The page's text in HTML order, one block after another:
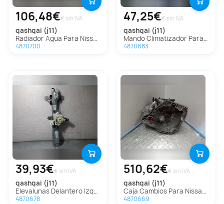
106,48€€ sin IVA
qashqai (j11)
Radiador Agua Para Nissan Qashqai
4870700
47,25€€ sin IVA
qashqai (j11)
Mando Climatizador Para Nissan Qashqai
4870683
39,93€€ sin IVA
qashqai (j11)
Elevalunas Delantero Izquierdo Para Nissan Qashqai
4870678
510,62€€ sin IVA
qashqai (j11)
Caja Cambios Para Nissan Qashqai
4870669